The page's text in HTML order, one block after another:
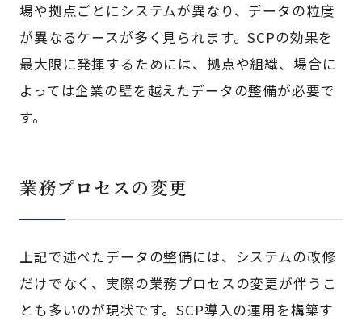
場や拠点ごとにシステムが異なり、データの粒度
が異なるケースが多く見られます。SCPの効果を
最大限に発揮するためには、拠点や組織、場合に
よっては企業の壁を越えたデータの整備が必要で
す。
業務プロセスの変更
上記で述べたデータの整備には、システムの改修
だけでなく、実際の業務プロセスの変更が伴うこ
とも多いのが現状です。SCP導入の運用を構築す